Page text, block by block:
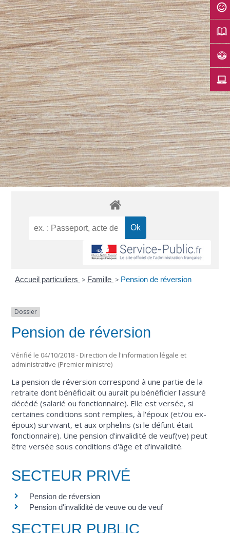
Accueil particuliers > Famille > Pension de réversion
Dossier
Pension de réversion
Vérifié le 04/10/2018 - Direction de l'information légale et
administrative (Premier ministre)
La pension de réversion correspond à une partie de la
retraite dont bénéficiait ou aurait pu bénéficier l'assuré
décédé (salarié ou fonctionnaire). Elle est versée, si
certaines conditions sont remplies, à l'époux (et/ou ex-
époux) survivant, et aux orphelins (si le défunt était
fonctionnaire). Une pension d'invalidité de veuf(ve) peut
être versée sous conditions d'âge et d'invalidité.
SECTEUR PRIVÉ
Pension de réversion
Pension d'invalidité de veuve ou de veuf
SECTEUR PUBLIC